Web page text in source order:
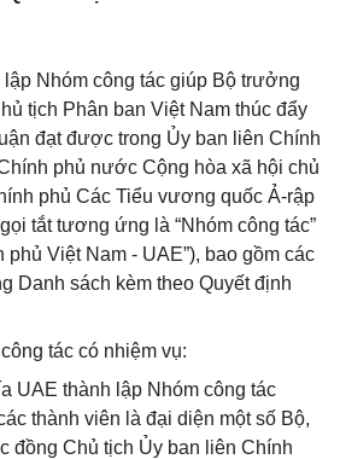
lập Nhóm công tác giúp Bộ trưởng
tịch Phân ban Việt Nam thúc đẩy
đạt được trong Ủy ban liên Chính
phủ nước Cộng hòa xã hội chủ
phủ Các Tiểu vương quốc Ả-rập
tắt tương ứng là “Nhóm công tác”
phủ Việt Nam - UAE”), bao gồm các
Danh sách kèm theo Quyết định
tác có nhiệm vụ:
UAE thành lập Nhóm công tác
thành viên là đại diện một số Bộ,
đồng Chủ tịch Ủy ban liên Chính